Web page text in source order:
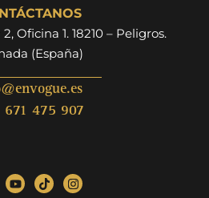
Oficina 1. 18210 – Peligros.
(España)
671 475 907